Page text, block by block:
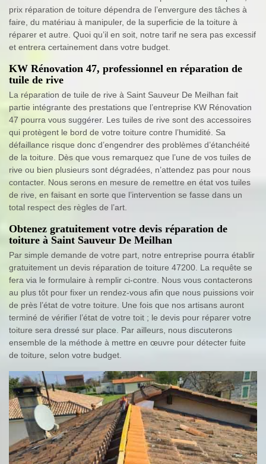
prix réparation de toiture dépendra de l’envergure des tâches à
faire, du matériau à manipuler, de la superficie de la toiture à
réparer et autre. Quoi qu’il en soit, notre tarif ne sera pas excessif
et entrera certainement dans votre budget.
KW Rénovation 47, professionnel en réparation de
tuile de rive
La réparation de tuile de rive à Saint Sauveur De Meilhan fait
partie intégrante des prestations que l’entreprise KW Rénovation
47 pourra vous suggérer. Les tuiles de rive sont des accessoires
qui protègent le bord de votre toiture contre l’humidité. Sa
défaillance risque donc d’engendrer des problèmes d’étanchéité
de la toiture. Dès que vous remarquez que l’une de vos tuiles de
rive ou bien plusieurs sont dégradées, n’attendez pas pour nous
contacter. Nous serons en mesure de remettre en état vos tuiles
de rive, en faisant en sorte que l’intervention se fasse dans un
total respect des règles de l’art.
Obtenez gratuitement votre devis réparation de
toiture à Saint Sauveur De Meilhan
Par simple demande de votre part, notre entreprise pourra établir
gratuitement un devis réparation de toiture 47200. La requête se
fera via le formulaire à remplir ci-contre. Nous vous contacterons
au plus tôt pour fixer un rendez-vous afin que nous puissions voir
de près l’état de votre toiture. Une fois que nos artisans auront
terminé de vérifier l’état de votre toit ; le devis pour réparer votre
toiture sera dressé sur place. Par ailleurs, nous discuterons
ensemble de la méthode à mettre en œuvre pour détecter fuite
de toiture, selon votre budget.